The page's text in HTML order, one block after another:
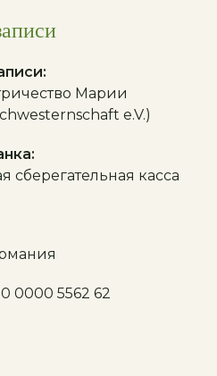
Марии
e.V.)
сберегательная касса
0000 5562 62